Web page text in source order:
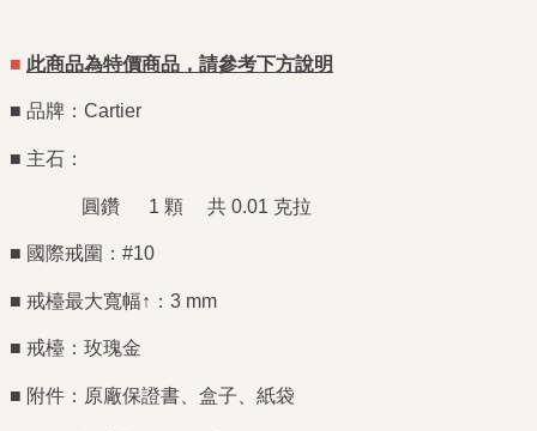
■ 此商品為特價商品，請參考下方說明
■ 品牌：Cartier
■ 主石：
圓鑽 1 顆 共 0.01 克拉
■ 國際戒圍：#10
■ 戒檯最大寬幅↑：3 mm
■ 戒檯：玫瑰金
■ 附件：原廠保證書、盒子、紙袋